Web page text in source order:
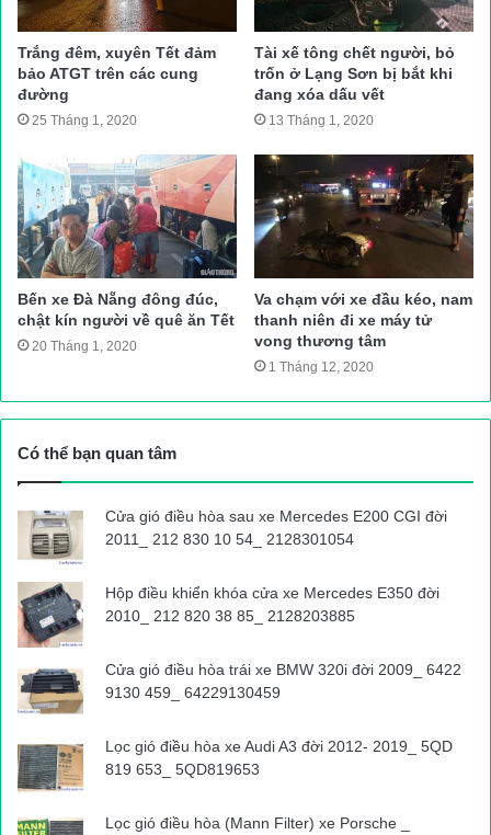
thông còn kém nên việc lưu thông vẫn gặp rất nhiều khó khăn.
Đến khoảng 1h30 ngày 4/8, trên địa bàn huyện Vân Hồ vẫn
đang mưa lớn, các lực lượng chức năng vẫn đang đội mưa để
phân luồng giao thông, xử lý phần đất đá còn lại cũng như theo
dõi tuyến QL6 để kịp thời có mặt khi xảy ra sự cố.
Clip về sự cố sạt ở trên QL6:
Một số hình ảnh PV Báo Giao thông ghi nhận được tại vị trí
sạt lở trên QL6:
Trắng đêm, xuyên Tết đảm
bảo ATGT trên các cung
đường
25 Tháng 1, 2020
Tài xế tông chết người, bỏ
trốn ở Lạng Sơn bị bắt khi
đang xóa dấu vết
13 Tháng 1, 2020
Bến xe Đà Nẵng đông đúc,
chật kín người về quê ăn Tết
20 Tháng 1, 2020
Va chạm với xe đầu kéo, nam
thanh niên đi xe máy tử
vong thương tâm
1 Tháng 12, 2020
Có thể bạn quan tâm
Cửa gió điều hòa sau xe Mercedes E200 CGI đời
2011_ 212 830 10 54_ 2128301054
Hộp điều khiển khóa cửa xe Mercedes E350 đời
2010_ 212 820 38 85_ 2128203885
Cửa gió điều hòa trái xe BMW 320i đời 2009_ 6422
9130 459_ 64229130459
Lọc gió điều hòa xe Audi A3 đời 2012- 2019_ 5QD
819 653_ 5QD819653
Lọc gió điều hòa (Mann Filter) xe Porsche _